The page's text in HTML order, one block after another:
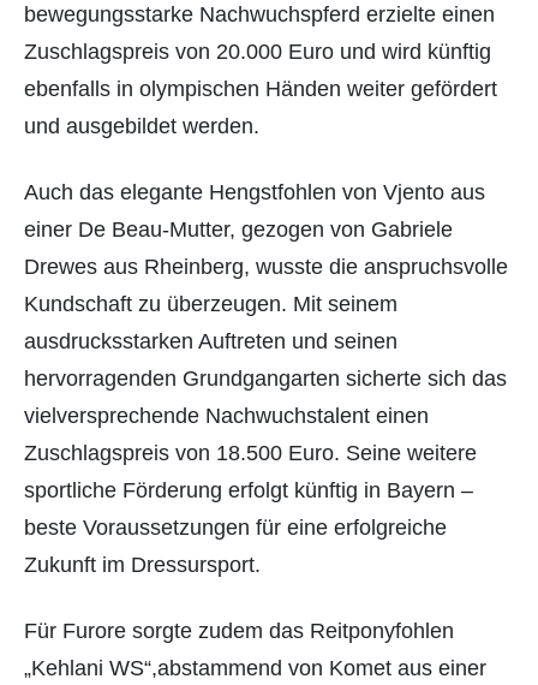
bewegungsstarke Nachwuchspferd erzielte einen
Zuschlagspreis von 20.000 Euro und wird künftig
ebenfalls in olympischen Händen weiter gefördert
und ausgebildet werden.
Auch das elegante Hengstfohlen von Vjento aus
einer De Beau-Mutter, gezogen von Gabriele
Drewes aus Rheinberg, wusste die anspruchsvolle
Kundschaft zu überzeugen. Mit seinem
ausdrucksstarken Auftreten und seinen
hervorragenden Grundgangarten sicherte sich das
vielversprechende Nachwuchstalent einen
Zuschlagspreis von 18.500 Euro. Seine weitere
sportliche Förderung erfolgt künftig in Bayern –
beste Voraussetzungen für eine erfolgreiche
Zukunft im Dressursport.
Für Furore sorgte zudem das Reitponyfohlen
„Kehlani WS“,abstammend von Komet aus einer